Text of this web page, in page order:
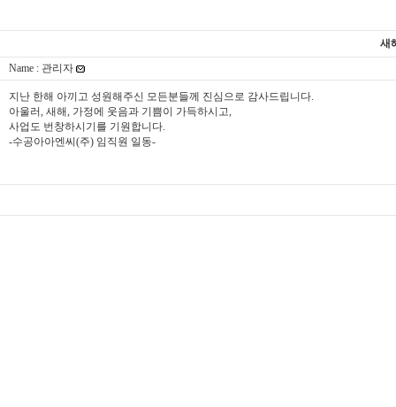
새
Name : 관리자
지난 한해 아끼고 성원해주신 모든분들께 진심으로 감사드립니다.
아울러, 새해, 가정에 웃음과 기쁨이 가득하시고,
사업도 번창하시기를 기원합니다.
-수공아아엔씨(주) 임직원 일동-